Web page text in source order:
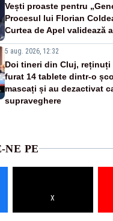
Vești proaste pentru
Procesul lui Florian
Curtea de Apel validează
5 aug. 2026, 12:32
Doi tineri din Cluj, reținuți
furat 14 tablete dintr-o
mascați și au dezactivat
supraveghere
NE PE
X